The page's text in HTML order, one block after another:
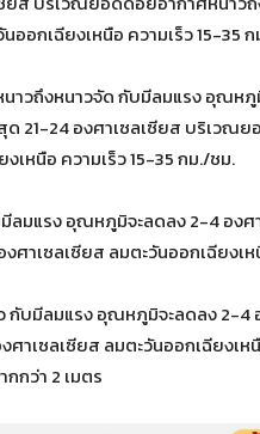
ออกเฉียงเหนือ ความเร็ว 15-35
นาวถึงหนาวจัด กับมีลมแรง อุณ
21-24 องศาเซลเซียส บริเว
เหนือ ความเร็ว 15-35 กม./ชม.
ลมแรง อุณหภูมิจะลดลง 2-4 อง
าเซลเซียส ลมตะวันออกเฉียงเ
กับมีลมแรง อุณหภูมิจะลดลง 2-
าเซลเซียส ลมตะวันออกเฉียงเห
กว่า 2 เมตร